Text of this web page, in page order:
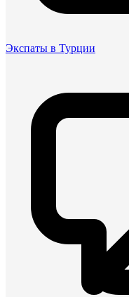
Экспаты в Турции